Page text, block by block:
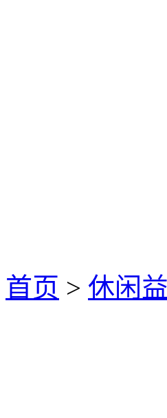
首页 > 休闲